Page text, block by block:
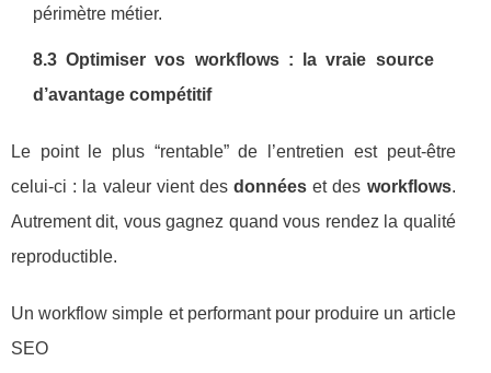
périmètre métier.
8.3 Optimiser vos workflows : la vraie source
d’avantage compétitif
Le point le plus “rentable” de l’entretien est peut-être
celui-ci : la valeur vient desdonnées et des workflows.
Autrement dit, vous gagnez quand vous rendez la qualité
reproductible.
Un workflow simple et performant pour produire un article
SEO